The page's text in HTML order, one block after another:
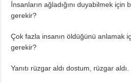
İnsanların ağladığını duyabilmek için
gerekir?
Çok fazla insanın öldüğünü anlamak
gerekir?
Yanıtı rüzgar aldı dostum, rüzgar aldı.